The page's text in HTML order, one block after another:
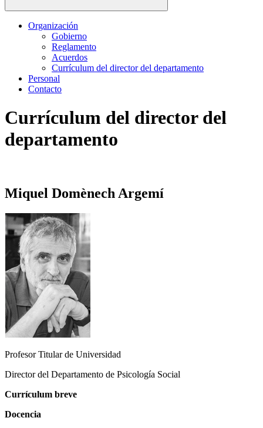
Organización
Gobierno
Reglamento
Acuerdos
Currículum del director del departamento
Personal
Contacto
Currículum del director del
departamento
Miquel Domènech Argemí
Profesor Titular de Universidad
Director del Departamento de Psicología Social
Currículum breve
Docencia